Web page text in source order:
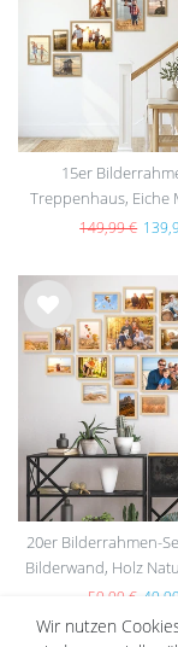
15er
Treppenhaus, Eiche
(EU)
149,99 €
Wu
nsc
hlist
20er Bilderrahmen-
Bilderwand, Holz
59,99 €
Wir nutzen